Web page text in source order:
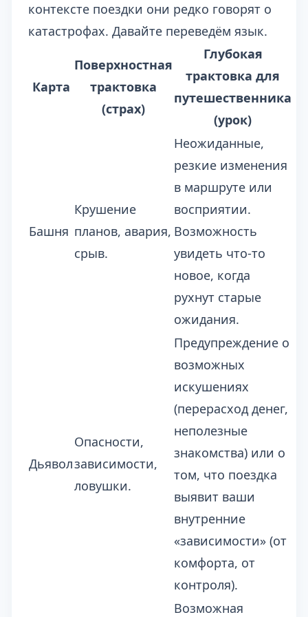
контексте поездки они редко говорят о
катастрофах. Давайте переведём язык.
Карта
Поверхностная
трактовка
(страх)
Глубокая
трактовка для
путешественника
(урок)
Башня
Крушение
планов, авария,
срыв.
Неожиданные,
резкие изменения
в маршруте или
восприятии.
Возможность
увидеть что-то
новое, когда
рухнут старые
ожидания.
Дьявол
Опасности,
зависимости,
ловушки.
Предупреждение о
возможных
искушениях
(перерасход денег,
неполезные
знакомства) или о
том, что поездка
выявит ваши
внутренние
«зависимости» (от
комфорта, от
контроля).
Возможная